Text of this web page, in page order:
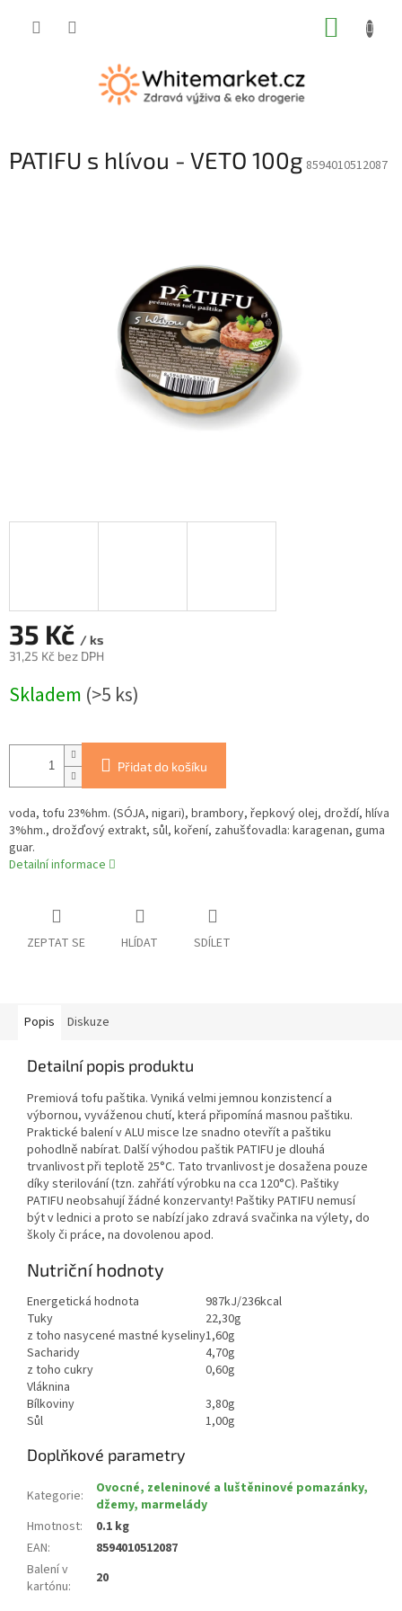
PATIFU s hlívou - VETO 100g 8594010512087
35 Kč / ks
31,25 Kč bez DPH
cena:
Skladem (>5 ks)
Přidat do košíku
voda, tofu 23%hm. (SÓJA, nigari), brambory, řepkový olej, droždí, hlíva
3%hm., drožďový extrakt, sůl, koření, zahušťovadla: karagenan, guma
guar.
Detailní informace
ZEPTAT SE HLÍDAT SDÍLET
Popis Diskuze
Detailní popis produktu
Premiová tofu paštika. Vyniká velmi jemnou konzistencí a
výbornou, vyváženou chutí, která připomíná masnou paštiku.
Praktické balení v ALU misce lze snadno otevřít a paštiku
pohodlně nabírat. Další výhodou paštik PATIFU je dlouhá
trvanlivost při teplotě 25°C. Tato trvanlivost je dosažena pouze
díky sterilování (tzn. zahřátí výrobku na cca 120°C). Paštiky
PATIFU neobsahují žádné konzervanty! Paštiky PATIFU nemusí
být v lednici a proto se nabízí jako zdravá svačinka na výlety, do
školy či práce, na dovolenou apod.
Nutriční hodnoty
Energetická hodnota
987kJ/236kcal
Tuky
22,30g
z toho nasycené mastné kyseliny1,60g
Sacharidy
4,70g
z toho cukry
0,60g
Vláknina
Bílkoviny
3,80g
Sůl
1,00g
Doplňkové parametry
Kategorie:
Ovocné, zeleninové a luštěninové pomazánky,
džemy, marmelády
Hmotnost:
0.1 kg
EAN:
8594010512087
Balení v
kartónu: 20